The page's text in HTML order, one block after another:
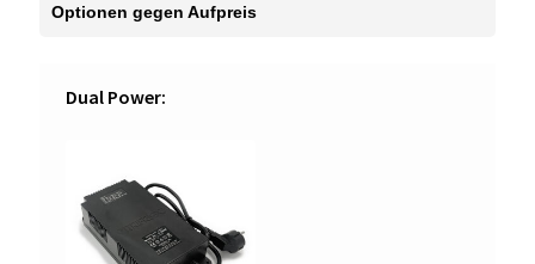
Optionen gegen Aufpreis
Dual Power: